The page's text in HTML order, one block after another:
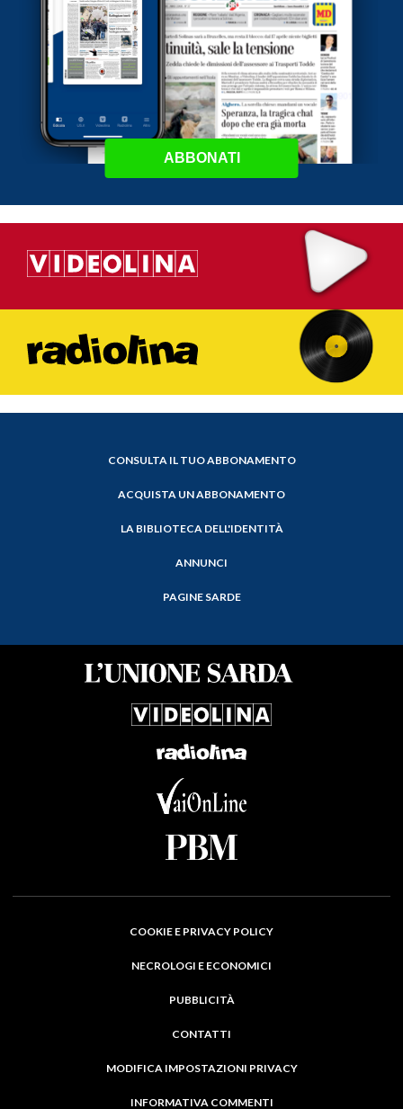
ABBONATI
CONSULTA IL TUO ABBONAMENTO
ACQUISTA UN ABBONAMENTO
LA BIBLIOTECA DELL'IDENTITÀ
ANNUNCI
PAGINE SARDE
COOKIE E PRIVACY POLICY
NECROLOGI E ECONOMICI
PUBBLICITÀ
CONTATTI
MODIFICA IMPOSTAZIONI PRIVACY
INFORMATIVA COMMENTI